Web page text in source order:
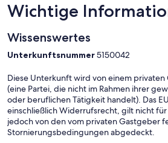
Wichtige
Wissenswertes
Unterkunftsnummer5150042
Diese Unterkunft wird von einem
(eine Partei, die nicht im Rahmen ihrer
oder beruflichen Tätigkeit handelt). Das
einschließlich Widerrufsrecht, gilt nicht
jedoch von den vom privaten Gastgeber
Stornierungsbedingungen abgedeckt.